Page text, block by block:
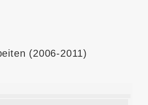
(2006-2011)